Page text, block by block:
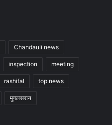
Chandauli news
inspection meeting
rashifal top news
मुगलसराय